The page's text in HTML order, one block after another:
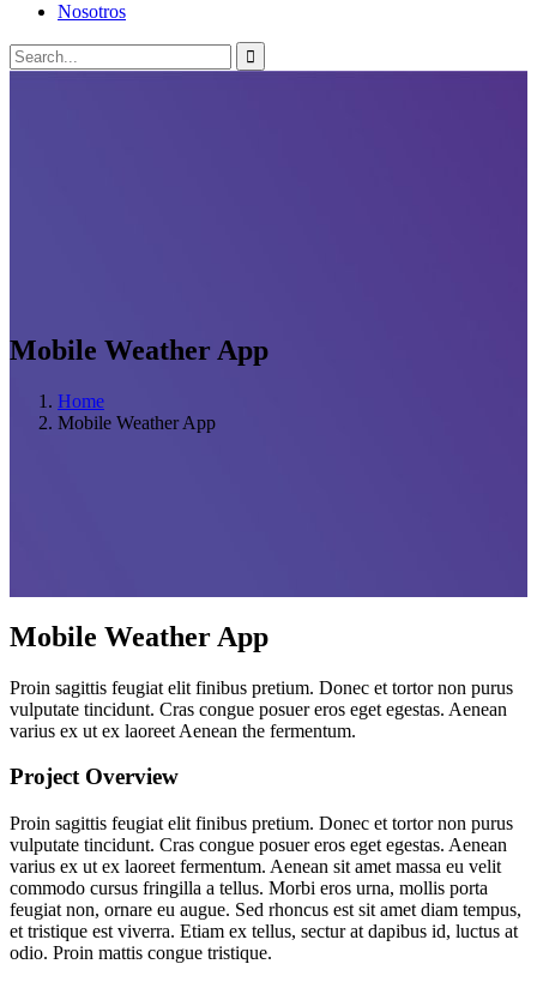
Nosotros
Mobile Weather App
Home
Mobile Weather App
Mobile Weather App
Proin sagittis feugiat elit finibus pretium. Donec et tortor non purus
vulputate tincidunt. Cras congue posuer eros eget egestas. Aenean
varius ex ut ex laoreet Aenean the fermentum.
Project Overview
Proin sagittis feugiat elit finibus pretium. Donec et tortor non purus
vulputate tincidunt. Cras congue posuer eros eget egestas. Aenean
varius ex ut ex laoreet fermentum. Aenean sit amet massa eu velit
commodo cursus fringilla a tellus. Morbi eros urna, mollis porta
feugiat non, ornare eu augue. Sed rhoncus est sit amet diam tempus,
et tristique est viverra. Etiam ex tellus, sectur at dapibus id, luctus at
odio. Proin mattis congue tristique.